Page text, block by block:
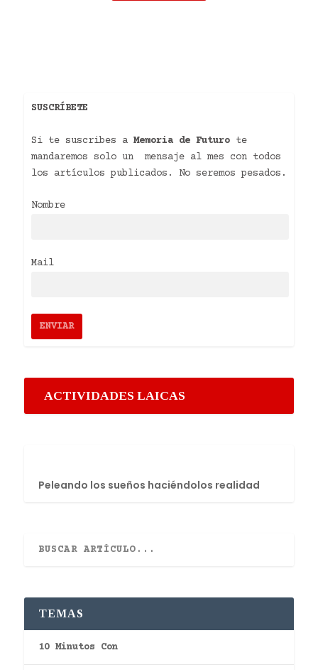
SUSCRÍBETE
Si te suscribes a Memoria de Futurote
mandaremos solo un mensaje al mes con todos
los artículos publicados. No seremos pesados.
Nombre
Mail
ACTIVIDADES LAICAS
Peleando los sueños haciéndolos realidad
TEMAS
10 Minutos Con